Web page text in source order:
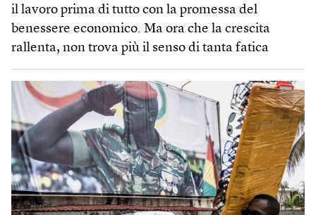
il lavoro prima di tutto con la promessa del
benessere economico. Ma ora che la crescita
rallenta, non trova più il senso di tanta fatica